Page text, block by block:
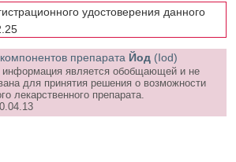
удостоверения данного
препарата Йод (Iod)
информация является обобщающей и не
для принятия решения о возможности
лекарственного препарата.